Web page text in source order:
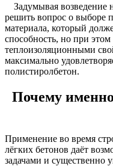
Задумывая возведение
решить вопрос о выборе
материала, который
способность, но при
теплоизоляционными
максимально
полистиролбетон.
Почему
Применение во время
лёгких бетонов даёт
задачами и существенно